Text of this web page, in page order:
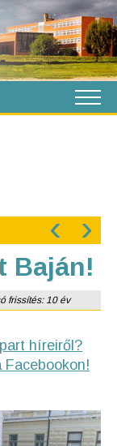
‹ ›
Baján!
frissítés: 10 év
híreiről?
Facebookon!